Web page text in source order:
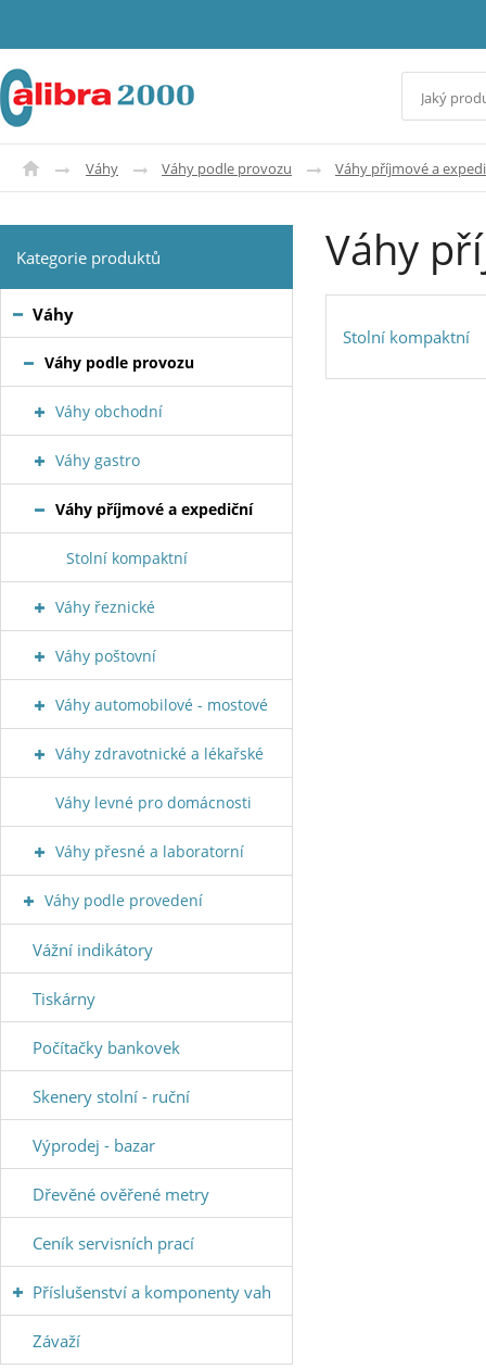
Váhy Váhy podle provozu Váhy příjmové a
Váhy
Stolní kompaktní
Kategorie produktů
Váhy
Váhy podle provozu
Váhy obchodní
Váhy gastro
Váhy příjmové a expediční
Stolní kompaktní
Váhy řeznické
Váhy poštovní
Váhy automobilové - mostové
Váhy zdravotnické a lékařské
Váhy levné pro domácnosti
Váhy přesné a laboratorní
Váhy podle provedení
Vážní indikátory
Tiskárny
Počítačky bankovek
Skenery stolní - ruční
Výprodej - bazar
Dřevěné ověřené metry
Ceník servisních prací
Příslušenství a komponenty vah
Závaží